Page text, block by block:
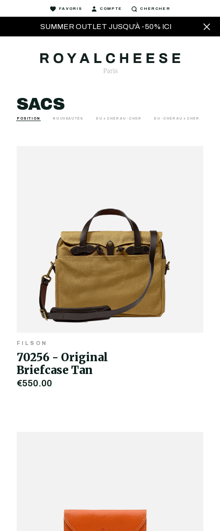
SUMMER OUTLET JUSQU'À -50% ICI
FAVORIS COMPTE CHERCHER
SACS
POSITION NOUVEAUTÉS DU + CHER AU - CHER DU - CHER AU + CHER
FILSON
70256 - Original
Briefcase Tan
€550,00